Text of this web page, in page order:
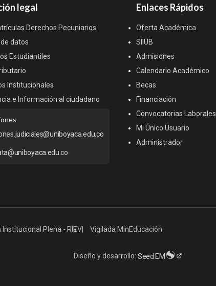
legal
Derechos Pecuniarios
datos
Estudiantiles
Institucionales
e Información al ciudadano
Enlaces Rápidos
Oferta Académica
SIIUB
Admisiones
Calendario Académico
Becas
Financiación
Convocatorias Laborales
Mi Único Usuario
Administrador
Plena - RIEV Vigilada MinEducación
Diseño y desarrollo: Seed EM